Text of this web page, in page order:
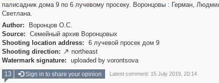
палисадник дома 9 по 6 лучевому просеку. Воронцовы : Герман,
Светлана.
Author:
Воронцов О.С.
Source:
Семейный архив Воронцовых
Shooting location address:
6 лучевой просек дом 9
Shooting direction:  northeast
Watermark signature:
uploaded by vorontsova
13
Sign in to share your opinion Latest comment: 15 July 2019, 20:14